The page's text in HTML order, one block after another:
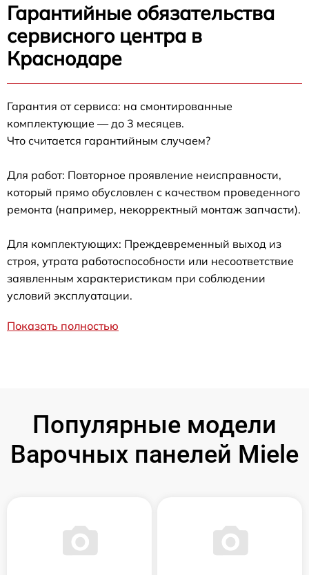
Гарантийные обязательства
сервисного центра в
Краснодаре
Гарантия от сервиса: на смонтированные
комплектующие — до 3 месяцев.
Что считается гарантийным случаем?
Для работ: Повторное проявление неисправности,
который прямо обусловлен с качеством проведенного
ремонта (например, некорректный монтаж запчасти).
Для комплектующих: Преждевременный выход из
строя, утрата работоспособности или несоответствие
заявленным характеристикам при соблюдении
условий эксплуатации.
Показать полностью
Популярные модели
Варочных панелей Miele